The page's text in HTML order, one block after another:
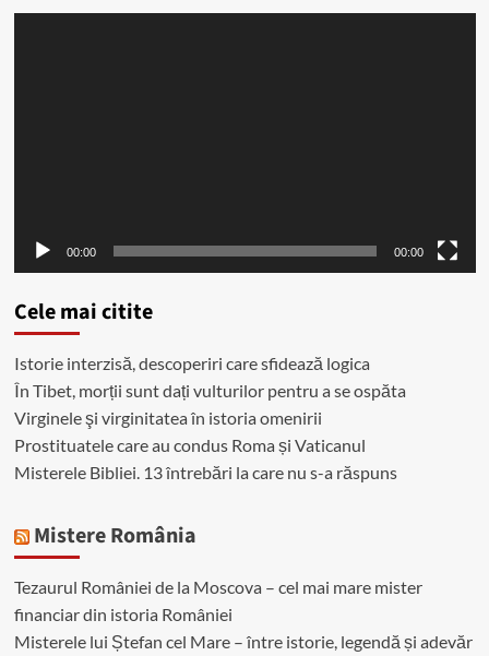
00:00 00:00
Cele mai citite
Istorie interzisă, descoperiri care sfidează logica
În Tibet, morții sunt dați vulturilor pentru a se ospăta
Virginele şi virginitatea în istoria omenirii
Prostituatele care au condus Roma și Vaticanul
Misterele Bibliei. 13 întrebări la care nu s-a răspuns
Mistere România
Tezaurul României de la Moscova – cel mai mare mister
financiar din istoria României
Misterele lui Ștefan cel Mare – între istorie, legendă și adevăr